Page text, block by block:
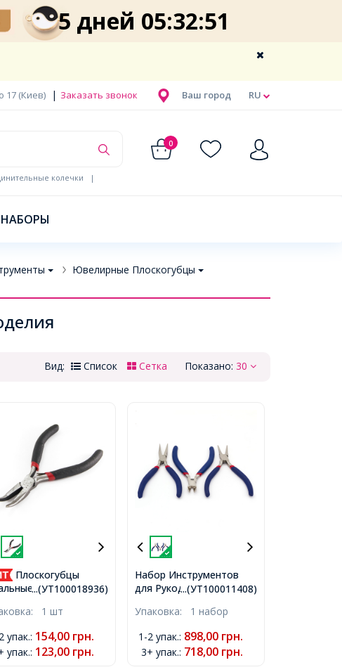
5 дней 05:32:50
RU
Ваш город
17 (Киев) | Заказать звонок
0
колечки
|
Ювелирные Плоскогубцы
Показано: 30
Вид: Список Сетка
...(УТ100018936)
Плоскогубцы
с Изогнутым
Рукоделия и
1 шт
упак.: 154,00 грн.
упак.: 123,00 грн.
...(УТ100011408)
Набор Инструментов
для Рукоделия и
Нержавеющей Стали,
Плоскогубцы и
Бокорезы, Синий,
Упаковка: 1 набор
1-2 упак.: 898,00 грн.
3+ упак.: 718,00 грн.